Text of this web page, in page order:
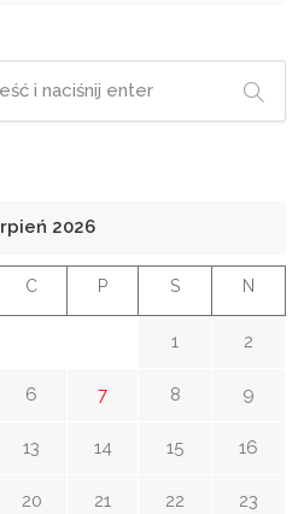
2026
C P S N
1 2
6 7 8 9
13 14 15 16
20 21 22 23